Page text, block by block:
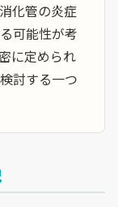
化管の炎症
可能性が考
に定められ
討する一つ